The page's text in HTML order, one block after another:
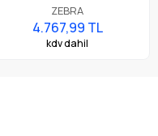
ZEBRA
4.767,99 TL
kdv dahil